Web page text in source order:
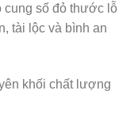
cung số đỏ thước lỗ
tài lộc và bình an
khối chất lượng